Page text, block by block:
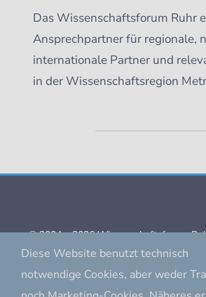
Das Wissenschaftsforum Ruhr
Ansprechpartner für regionale,
internationale Partner und
in der Wissenschaftsregion
© 2004 – 2026 Wissenschaftsforum
Reserved |
Impressum|
Diese Website benutzt technisch
notwendige Cookies, aber weder